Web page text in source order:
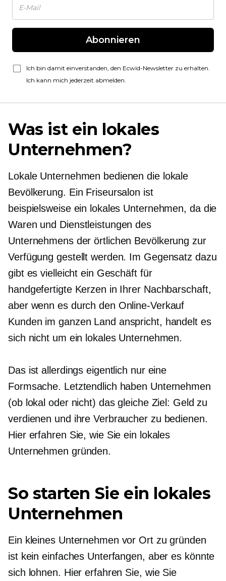
Abonnieren
Ich bin damit einverstanden, den Ecwid-Newsletter zu erhalten.
Ich kann mich jederzeit abmelden.
Was ist ein lokales
Unternehmen?
Lokale Unternehmen bedienen die lokale
Bevölkerung. Ein Friseursalon ist
beispielsweise ein lokales Unternehmen, da die
Waren und Dienstleistungen des
Unternehmens der örtlichen Bevölkerung zur
Verfügung gestellt werden. Im Gegensatz dazu
gibt es vielleicht ein Geschäft für
handgefertigte Kerzen in Ihrer Nachbarschaft,
aber wenn es durch den Online-Verkauf
Kunden im ganzen Land anspricht, handelt es
sich nicht um ein lokales Unternehmen.
Das ist allerdings eigentlich nur eine
Formsache. Letztendlich haben Unternehmen
(ob lokal oder nicht) das gleiche Ziel: Geld zu
verdienen und ihre Verbraucher zu bedienen.
Hier erfahren Sie, wie Sie ein lokales
Unternehmen gründen.
So starten Sie ein lokales
Unternehmen
Ein kleines Unternehmen vor Ort zu gründen
ist kein einfaches Unterfangen, aber es könnte
sich lohnen. Hier erfahren Sie, wie Sie